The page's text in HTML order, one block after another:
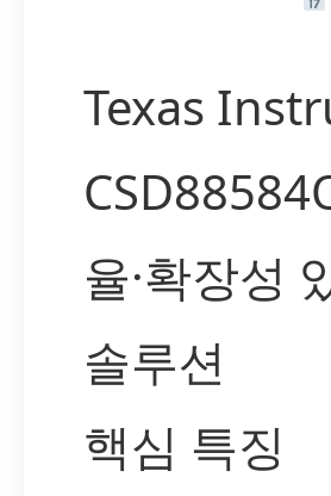
Texas
율·확장성
솔루션
핵심 특징